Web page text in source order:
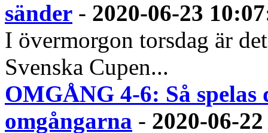
sänder - 2020-06-23 10:07
I övermorgon torsdag är
Svenska Cupen...
OMGÅNG 4-6: Så spelas
omgångarna - 2020-06-